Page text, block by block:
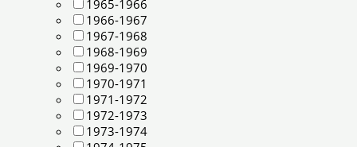
1965-1966
1966-1967
1967-1968
1968-1969
1969-1970
1970-1971
1971-1972
1972-1973
1973-1974